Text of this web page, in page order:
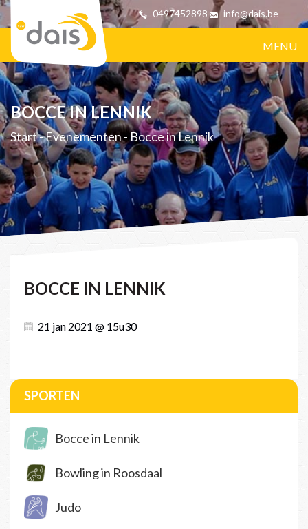
0497452898 info@dais.be
MENU
BOCCE IN LENNIK
Start-Evenementen-Bocce in Lennik
BOCCE IN LENNIK
21 jan 2021 @ 15u30
SPORTEN
Bocce in Lennik
Bowling in Roosdaal
Judo